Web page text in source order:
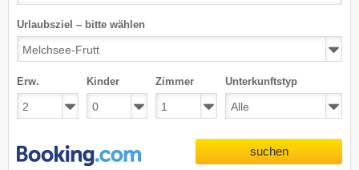
Urlaubsziel – bitte wählen
Erw. Kinder Zimmer Unterkunftstyp
suchen